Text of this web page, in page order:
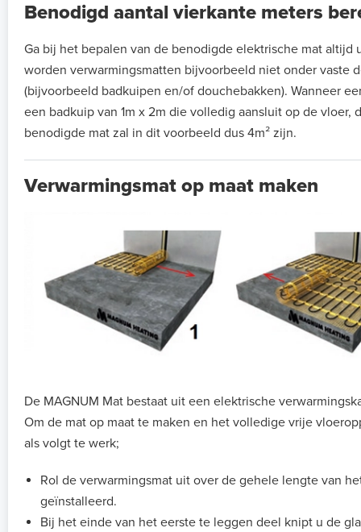
Benodigd aantal vierkante meters
Ga bij het bepalen van de benodigde elektrische mat altijd
worden verwarmingsmatten bijvoorbeeld niet onder vaste
(bijvoorbeeld badkuipen en/of douchebakken). Wanneer
een badkuip van 1m x 2m die volledig aansluit op de
benodigde mat zal in dit voorbeeld dus 4m² zijn.
Verwarmingsmat op maat maken
De MAGNUM Mat bestaat uit een elektrische
Om de mat op maat te maken en het volledige vrije
als volgt te werk;
Rol de verwarmingsmat uit over de gehele lengte van
geïnstalleerd.
Bij het einde van het eerste te leggen deel knipt u de